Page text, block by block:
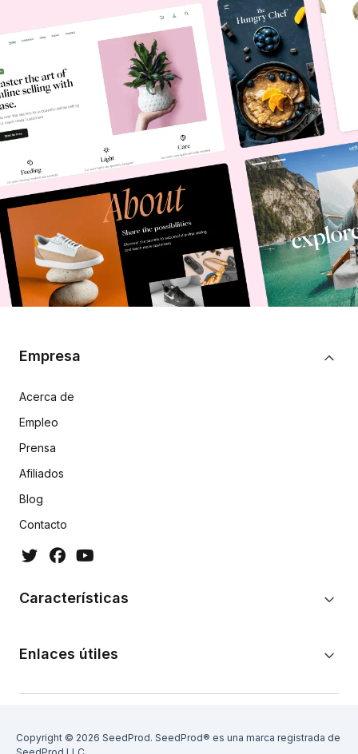
Empresa
Acerca de
Empleo
Prensa
Afiliados
Blog
Contacto
Características
Enlaces útiles
Copyright © 2026 SeedProd. SeedProd® es una marca registrada de